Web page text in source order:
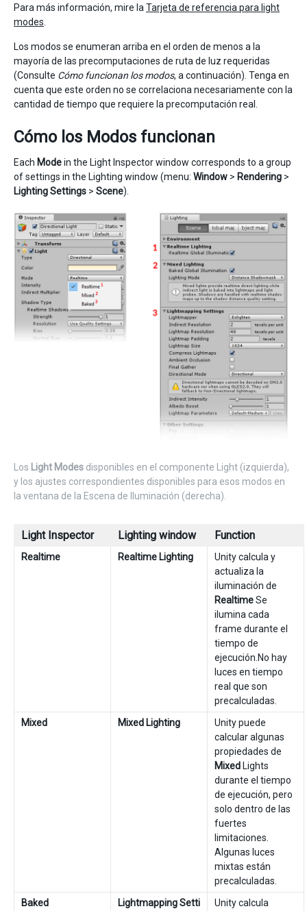
Para más información, mire la Tarjeta de referencia para light
modes
Los modos se enumeran arriba en el orden de menos a la
mayoría de las precomputaciones de ruta de luz requeridas
(Consulte Cómo funcionan los modos, a continuación). Tenga en
cuenta que este orden no se correlaciona necesariamente con la
cantidad de tiempo que requiere la precomputación real.
Cómo los Modos funcionan
Each Modein the Light Inspector window corresponds to a group
of settings in the Lighting window (menu: Window > Rendering >
Lighting Settings > Scene).
Los Light Modes disponibles en el componente Light (izquierda),
y los ajustes correspondientes disponibles para esos modos en
la ventana de la Escena de Iluminación (derecha).
Light Inspector Lighting window Function
Realtime Realtime Lighting
Unity calcula y
actualiza la
iluminación de
RealtimeSe
ilumina cada
frame durante el
tiempo de
ejecución.No hay
luces en tiempo
real que son
precalculadas.
Mixed
Mixed Lighting
Unity puede
calcular algunas
propiedades de
Mixed Lights
durante el tiempo
de ejecución, pero
solo dentro de las
fuertes
limitaciones.
Algunas luces
mixtas están
precalculadas.
Baked
Lightmapping Setti
Unity calcula